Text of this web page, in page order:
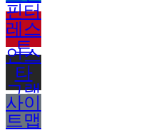
핀터
레스
트
인스
타
그램
사이
트맵